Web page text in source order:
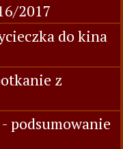
2017
do kina
z
podsumowanie